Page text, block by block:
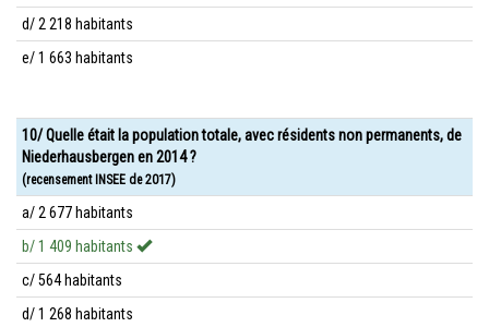
d/ 2 218 habitants
e/ 1 663 habitants
10/ Quelle était la population totale, avec résidents non permanents, de
Niederhausbergen en 2014 ?
(recensement INSEE de 2017)
a/ 2 677 habitants
b/ 1 409 habitants
c/ 564 habitants
d/ 1 268 habitants